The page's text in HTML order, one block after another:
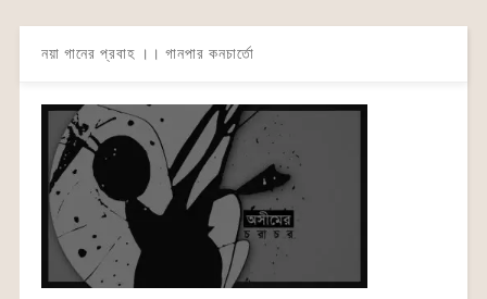
নয়া গানের প্রবাহ ।। গানপার কনচার্তো